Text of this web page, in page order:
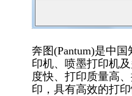
奔图(Pantum)是中
印机、喷墨打印机
度快、打印质量高
印，具有高效的打